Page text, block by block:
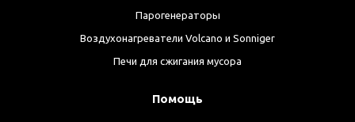
Парогенераторы
Воздухонагреватели Volcano и Sonniger
Печи для сжигания мусора
Помощь